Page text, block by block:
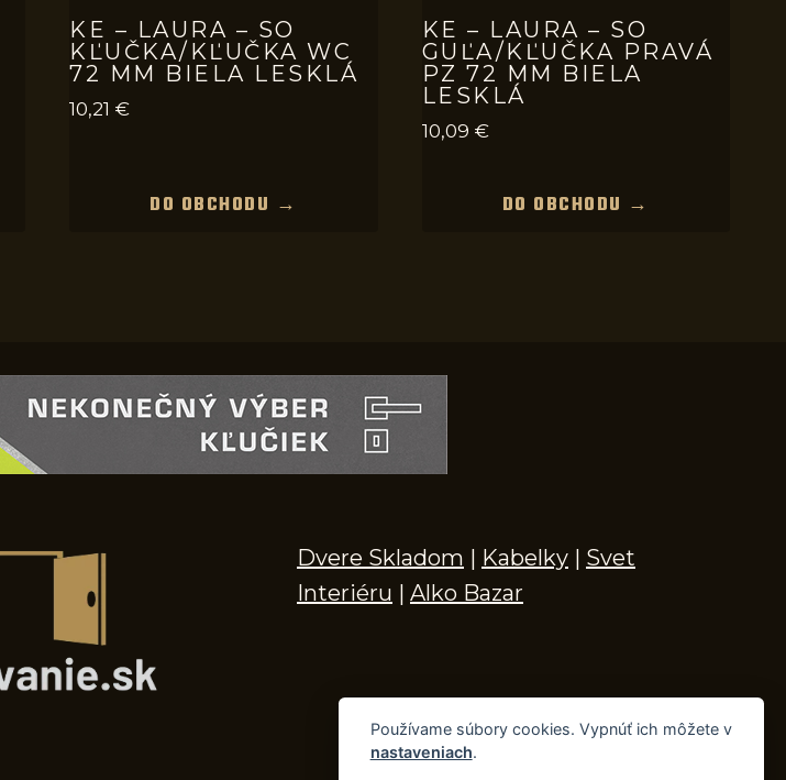
KE – LAURA – SO
KĽUČKA/KĽUČKA WC
72 MM BIELA LESKLÁ
10,21 €
DO OBCHODU →
KE – LAURA – SO
GUĽA/KĽUČKA PRAVÁ
PZ 72 MM BIELA
LESKLÁ
10,09 €
DO OBCHODU →
Dvere Skladom | Kabelky | Svet
Interiéru | Alko Bazar
Používame súbory cookies. Vypnúť ich môžete v
nastaveniach.